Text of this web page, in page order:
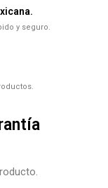
y seguro.